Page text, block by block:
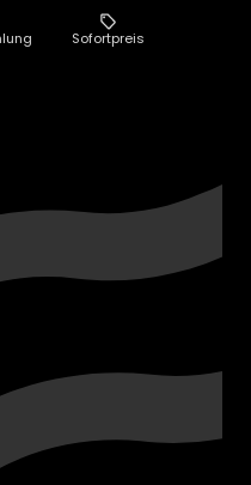
Sofortpreis